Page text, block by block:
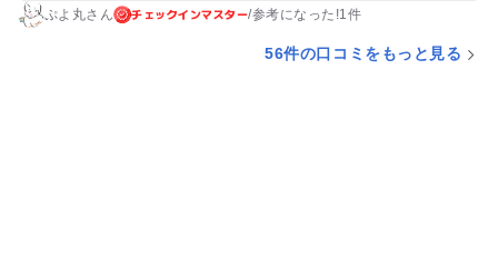
ぷよ丸さん チェックインマスター/参考になった!1件
56件の口コミをもっと見る